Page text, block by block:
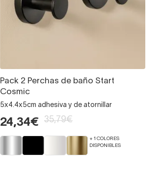
Pack 2 Perchas de baño Start
Cosmic
5x4.4x5cm adhesiva y de atornillar
24,34€ 35,79€
+ 1 COLORES
DISPONIBLES